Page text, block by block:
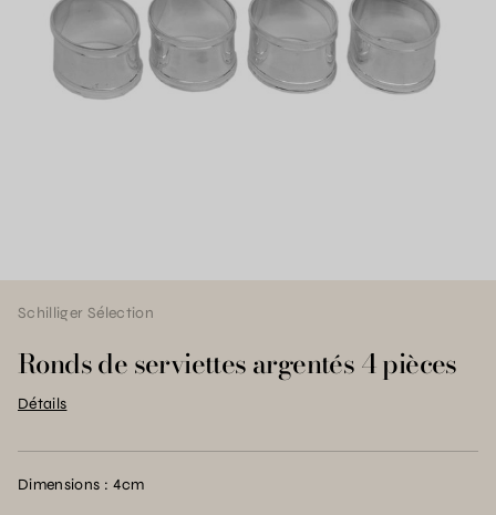
Schilliger Sélection
Ronds de serviettes argentés 4 pièces
Détails
Dimensions : 4cm